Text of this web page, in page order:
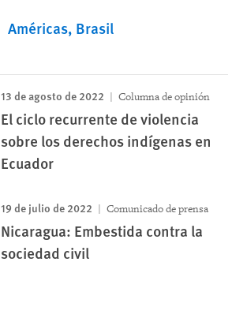
Américas Brasil
13 de agosto de 2022 Columna de opinión
El ciclo recurrente de violencia
sobre los derechos indígenas en
Ecuador
19 de julio de 2022 Comunicado de prensa
Nicaragua: Embestida contra la
sociedad civil